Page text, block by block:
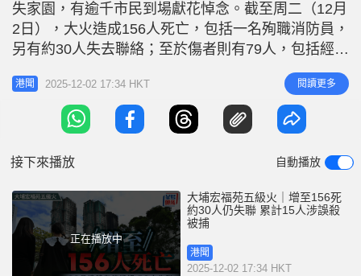
失家園，有逾千市民到場獻花悼念。截至周二（12月
2日），大火造成156人死亡，包括一名殉職消防員，
另有約30人失去聯絡；至於傷者則有79人，包括經治
療後均已出院的12名消防員。 警方又指，增至15人
涉誤殺被捕，包括大判工程公司、工程顧問公司、二
判搭棚公司及二判外牆工程公司相關人士；當中11人
同時被廉政公署拘捕。民政事務處表示，明日及後日
港聞 2025-12-02 17:34 HKT 閱讀更多
接下來播放 自動播放
正在播放中
大埔宏福苑五級火｜增至156死
約30人仍失聯 累計15人涉誤殺
被捕
港聞
2025-12-02 17:34 HKT